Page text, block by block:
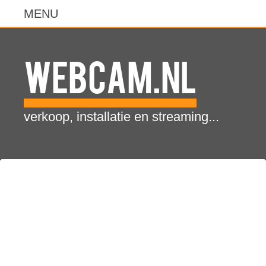
WebCam.NL
verkoop, installatie en streaming...